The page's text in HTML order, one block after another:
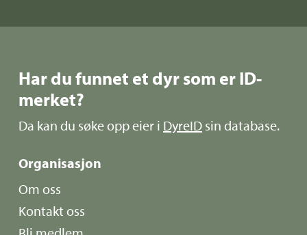
Har du funnet et dyr som er ID-
merket?
Da kan du søke opp eier i DyreID sin database.
Organisasjon
Om oss
Kontakt oss